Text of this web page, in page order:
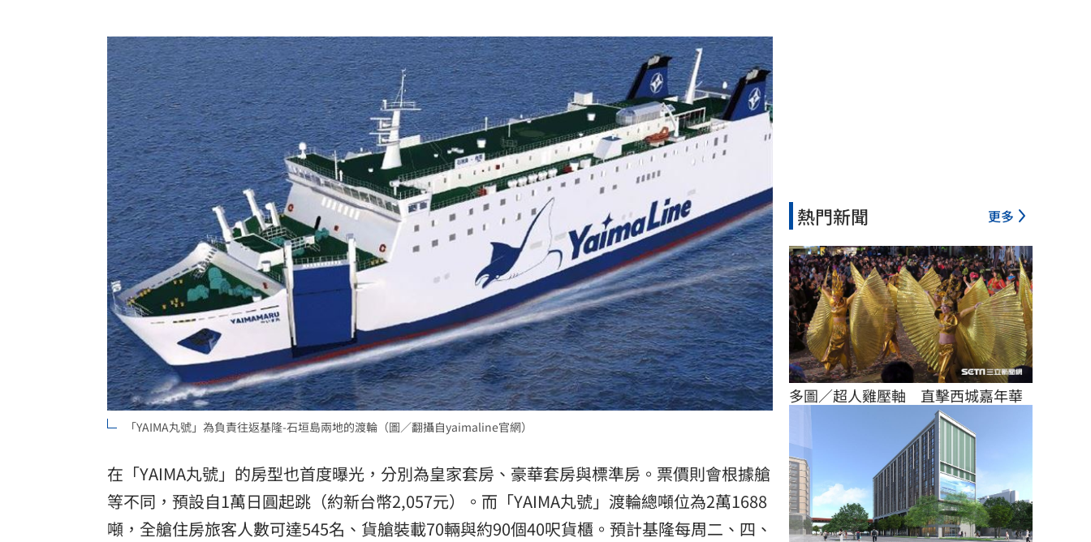
「YAIMA丸號」為負責往返基隆-石垣島兩地的渡輪（圖／翻攝自yaimaline官網）
在「YAIMA丸號」的房型也首度曝光，分別為皇家套房、豪華套房與標準房。票價則會根據艙
等不同，預設自1萬日圓起跳（約新台幣2,057元）。而「YAIMA丸號」渡輪總噸位為2萬1688
噸，全艙住房旅客人數可達545名、貨艙裝載70輛與約90個40呎貨櫃。預計基隆每周二、四、
熱門新聞 更多
多圖／超人雞壓軸　直擊西城嘉年華